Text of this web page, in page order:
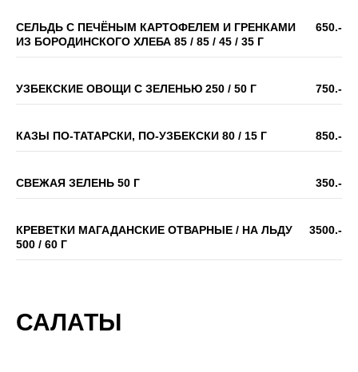
СЕЛЬДЬ С ПЕЧЁНЫМ КАРТОФЕЛЕМ И ГРЕНКАМИ
ИЗ БОРОДИНСКОГО ХЛЕБА 85 / 85 / 45 / 35 Г
650.-
УЗБЕКСКИЕ ОВОЩИ С ЗЕЛЕНЬЮ 250 / 50 Г 750.-
КАЗЫ ПО-ТАТАРСКИ, ПО-УЗБЕКСКИ 80 / 15 Г 850.-
СВЕЖАЯ ЗЕЛЕНЬ 50 Г 350.-
КРЕВЕТКИ МАГАДАНСКИЕ ОТВАРНЫЕ / НА ЛЬДУ
500 / 60 Г
3500.-
САЛАТЫ